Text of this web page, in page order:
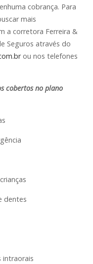
cobrança. Para
mais
a corretora Ferreira &
Seguros através do
ou nos telefones
cobertos no plano
dentes
intraorais